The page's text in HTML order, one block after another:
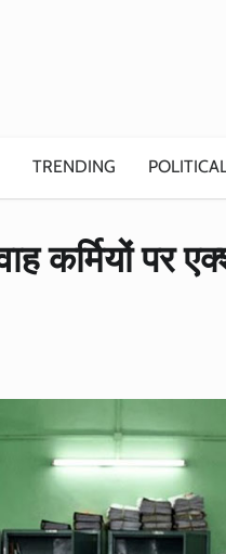
TRENDING
कर्मियों पर